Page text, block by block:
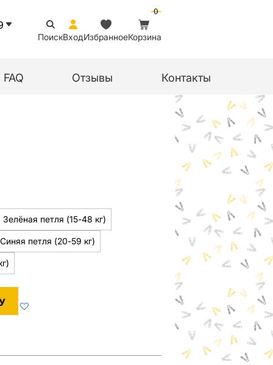
ПоискВходИзбранное
0
Корзина
FAQ Отзывы Контакты
Зелёная петля (15-48 кг)
Синяя петля (20-59 кг)